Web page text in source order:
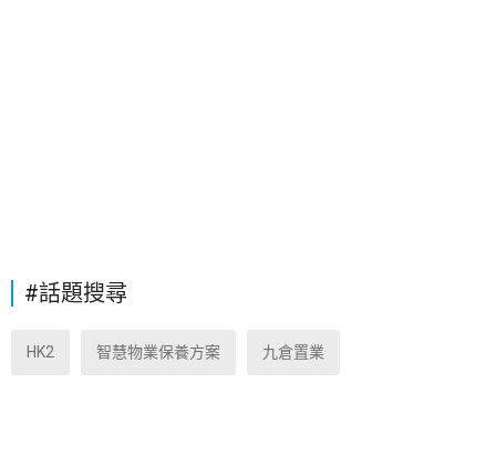
#話題搜尋
HK2 智慧物業保養方案 九倉置業